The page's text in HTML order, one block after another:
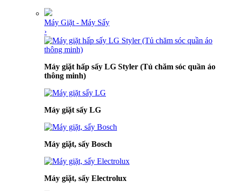
Máy Giặt - Máy Sấy
›
Máy giặt hấp sấy LG Styler (Tủ chăm sóc quần áo
thông minh)
Máy giặt sấy LG
Máy giặt, sấy Bosch
Máy giặt, sấy Electrolux